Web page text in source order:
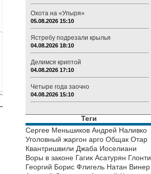
Охота на «Упыря»
05.08.2026 15:10
Ястребу подрезали крылья
04.08.2026 18:10
Делимся криптой
04.08.2026 17:10
Четыре года заочно
04.08.2026 15:10
Теги
Сергее Меньшиков Андрей Наливко
Уголовный жаргон арго Общак Отар
Квантришвили Джаба Иоселиани
Воры в законе Гагик Асатурян Глонти
Георгий Борис Флигель Натан Винер